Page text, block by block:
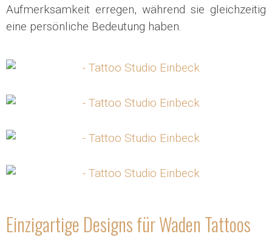
Aufmerksamkeit erregen, während sie gleichzeitig
eine persönliche Bedeutung haben.
Einzigartige Designs für Waden Tattoos